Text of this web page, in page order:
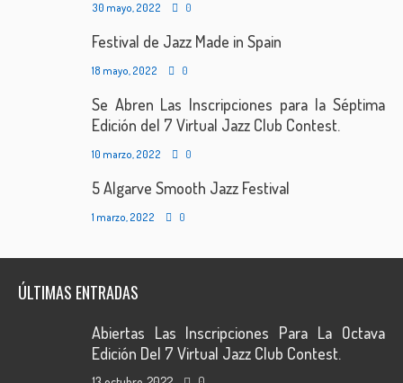
30 mayo, 2022 0
Festival de Jazz Made in Spain
18 mayo, 2022 0
Se Abren Las Inscripciones para la Séptima
Edición del 7 Virtual Jazz Club Contest.
10 marzo, 2022 0
5 Algarve Smooth Jazz Festival
1 marzo, 2022 0
ÚLTIMAS ENTRADAS
Abiertas Las Inscripciones Para La Octava
Edición Del 7 Virtual Jazz Club Contest.